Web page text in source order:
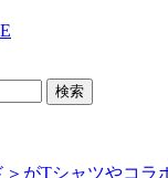
検索
＞がTシャツやコラ